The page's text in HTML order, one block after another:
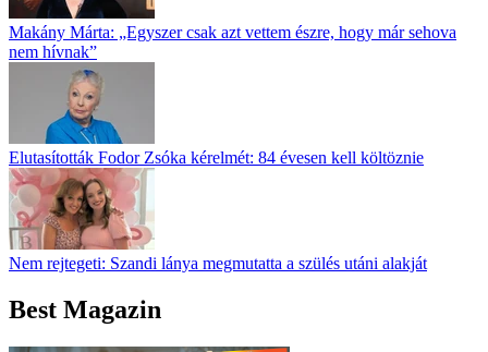
Makány Márta: „Egyszer csak azt vettem észre, hogy már sehova
nem hívnak”
Elutasították Fodor Zsóka kérelmét: 84 évesen kell költöznie
Nem rejtegeti: Szandi lánya megmutatta a szülés utáni alakját
Best Magazin